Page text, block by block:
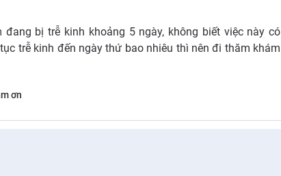
bị trễ kinh khoảng 5 ngày, không biết việc này có
trễ kinh đến ngày thứ bao nhiêu thì nên đi thăm khám
ơn